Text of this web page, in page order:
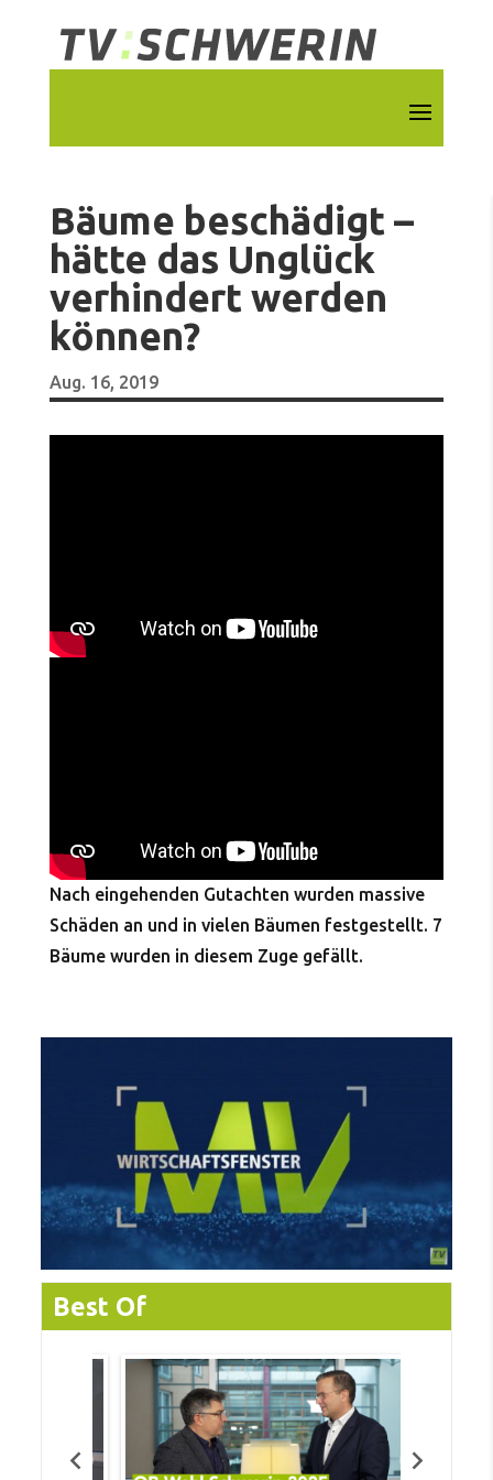
Bäume beschädigt –
hätte das Unglück
verhindert werden
können?
Aug. 16, 2019
Nach eingehenden Gutachten wurden massive
Schäden an und in vielen Bäumen festgestellt. 7
Bäume wurden in diesem Zuge gefällt.
Best Of